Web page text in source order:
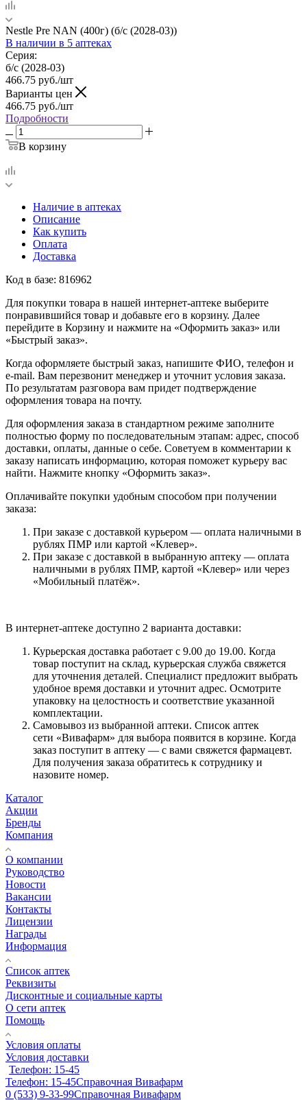
Nestle Pre NAN (400г) (б/c (2028-03))
В наличии в 5 аптеках
Серия:
б/c (2028-03)
466.75 руб./шт
Варианты цен
466.75 руб./шт
Подробности
В корзину
Наличие в аптеках
Описание
Как купить
Оплата
Доставка
Код в базе: 816962
Для покупки товара в нашей интернет-аптеке выберите
понравившийся товар и добавьте его в корзину. Далее
перейдите в Корзину и нажмите на «Оформить заказ» или
«Быстрый заказ».
Когда оформляете быстрый заказ, напишите ФИО, телефон и
e-mail. Вам перезвонит менеджер и уточнит условия заказа.
По результатам разговора вам придет подтверждение
оформления товара на почту.
Для оформления заказа в стандартном режиме заполните
полностью форму по последовательным этапам: адрес, способ
доставки, оплаты, данные о себе. Советуем в комментарии к
заказу написать информацию, которая поможет курьеру вас
найти. Нажмите кнопку «Оформить заказ».
Оплачивайте покупки удобным способом при получении
заказа:
При заказе с доставкой курьером — оплата наличными в
рублях ПМР или картой «Клевер».
При заказе с доставкой в выбранную аптеку — оплата
наличными в рублях ПМР, картой «Клевер» или через
«Мобильный платёж».
В интернет-аптеке доступно 2 варианта доставки:
Курьерская доставка работает с 9.00 до 19.00. Когда
товар поступит на склад, курьерская служба свяжется
для уточнения деталей. Специалист предложит выбрать
удобное время доставки и уточнит адрес. Осмотрите
упаковку на целостность и соответствие указанной
комплектации.
Самовывоз из выбранной аптеки. Список аптек
сети «Вивафарм» для выбора появится в корзине. Когда
заказ поступит в аптеку — с вами свяжется фармацевт.
Для получения заказа обратитесь к сотруднику и
назовите номер.
Каталог
Акции
Бренды
Компания
О компании
Руководство
Новости
Вакансии
Контакты
Лицензии
Награды
Информация
Список аптек
Реквизиты
Дисконтные и социальные карты
О сети аптек
Помощь
Условия оплаты
Условия доставки
Телефон: 15-45
Телефон: 15-45Справочная Вивафарм
0 (533) 9-33-99Справочная Вивафарм